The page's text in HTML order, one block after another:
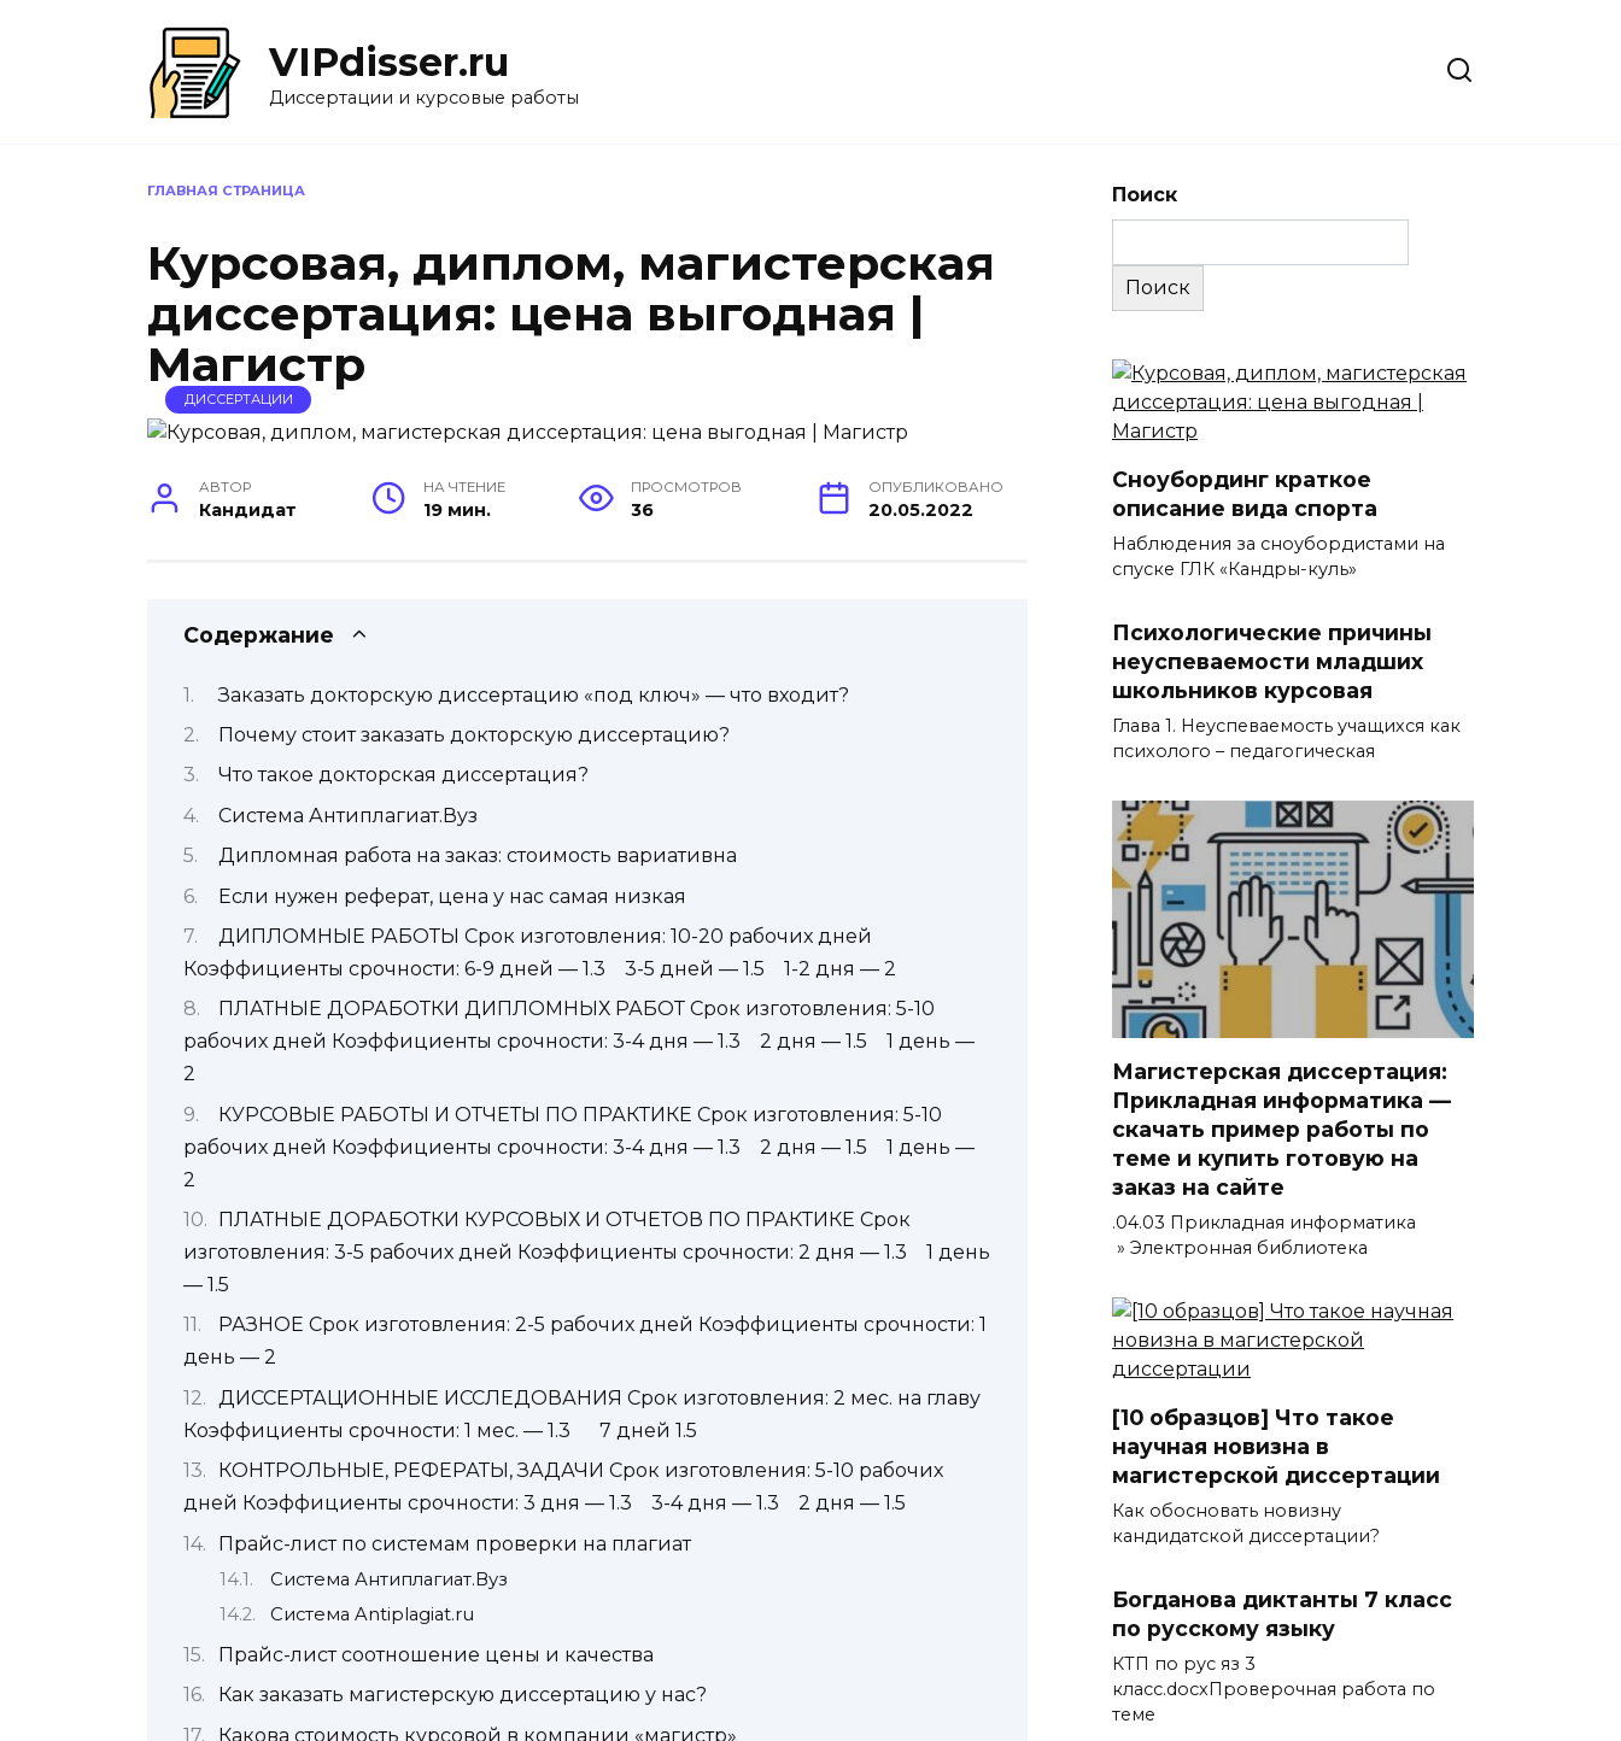
VIPdisser.ru
Диссертации и курсовые работы
ГЛАВНАЯ СТРАНИЦА
Курсовая, диплом, магистерская
диссертация: цена выгодная |
Магистр
ДИССЕРТАЦИИ
АВТОР
Кандидат
НА ЧТЕНИЕ
19 мин.
ПРОСМОТРОВ
36
ОПУБЛИКОВАНО
20.05.2022
Содержание
Заказать докторскую диссертацию «под ключ» — что входит?
Почему стоит заказать докторскую диссертацию?
Что такое докторская диссертация?
Система Антиплагиат.Вуз
Дипломная работа на заказ: стоимость вариативна
Если нужен реферат, цена у нас самая низкая
ДИПЛОМНЫЕ РАБОТЫ Срок изготовления: 10-20 рабочих дней
Коэффициенты срочности: 6-9 дней — 1.3 3-5 дней — 1.5 1-2 дня — 2
ПЛАТНЫЕ ДОРАБОТКИ ДИПЛОМНЫХ РАБОТ Срок изготовления: 5-10
рабочих дней Коэффициенты срочности: 3-4 дня — 1.3 2 дня — 1.5 1 день —
2
КУРСОВЫЕ РАБОТЫ И ОТЧЕТЫ ПО ПРАКТИКЕ Срок изготовления: 5-10
рабочих дней Коэффициенты срочности: 3-4 дня — 1.3 2 дня — 1.5 1 день —
2
ПЛАТНЫЕ ДОРАБОТКИ КУРСОВЫХ И ОТЧЕТОВ ПО ПРАКТИКЕ Срок
изготовления: 3-5 рабочих дней Коэффициенты срочности: 2 дня — 1.3 1 день
— 1.5
РАЗНОЕ Срок изготовления: 2-5 рабочих дней Коэффициенты срочности: 1
день — 2
ДИССЕРТАЦИОННЫЕ ИССЛЕДОВАНИЯ Срок изготовления: 2 мес. на главу
Коэффициенты срочности: 1 мес. — 1.3 7 дней 1.5
КОНТРОЛЬНЫЕ, РЕФЕРАТЫ, ЗАДАЧИ Срок изготовления: 5-10 рабочих
дней Коэффициенты срочности: 3 дня — 1.3 3-4 дня — 1.3 2 дня — 1.5
Прайс-лист по системам проверки на плагиат
Система Антиплагиат.Вуз
Система Antiplagiat.ru
Прайс-лист соотношение цены и качества
Как заказать магистерскую диссертацию у нас?
Какова стоимость курсовой в компании «магистр»
Поиск
Поиск
Сноубординг краткое
описание вида спорта
Наблюдения за сноубордистами на
спуске ГЛК «Кандры-куль»
Психологические причины
неуспеваемости младших
школьников курсовая
Глава 1. Неуспеваемость учащихся как
психолого – педагогическая
Магистерская диссертация:
Прикладная информатика —
скачать пример работы по
теме и купить готовую на
заказ на сайте
.04.03 Прикладная информатика
» Электронная библиотека
[10 образцов] Что такое
научная новизна в
магистерской диссертации
Как обосновать новизну
кандидатской диссертации?
Богданова диктанты 7 класс
по русскому языку
КТП по рус яз 3
класс.docxПроверочная работа по
теме